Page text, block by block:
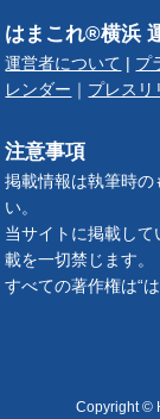
はまこれ®横浜
運営者について プ
レンダー
プレスリ
注意事項
掲載情報は執筆時の
い。
当サイトに掲載し
載を一切禁じます。
すべての著作権は“
Copyright ©